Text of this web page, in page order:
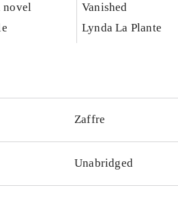
novel
Vanished
Lynda La Plante
Zaffre
Unabridged